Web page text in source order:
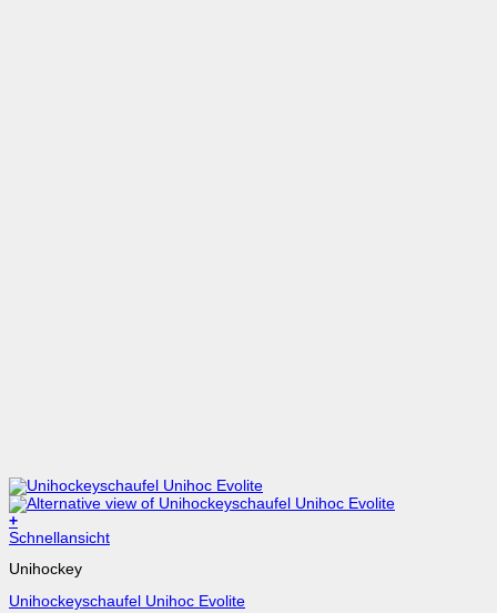
+
Dieses
weist
Varianten
Schnellansicht
Unihockey
Unihockeyschaufel Unihoc Evolite